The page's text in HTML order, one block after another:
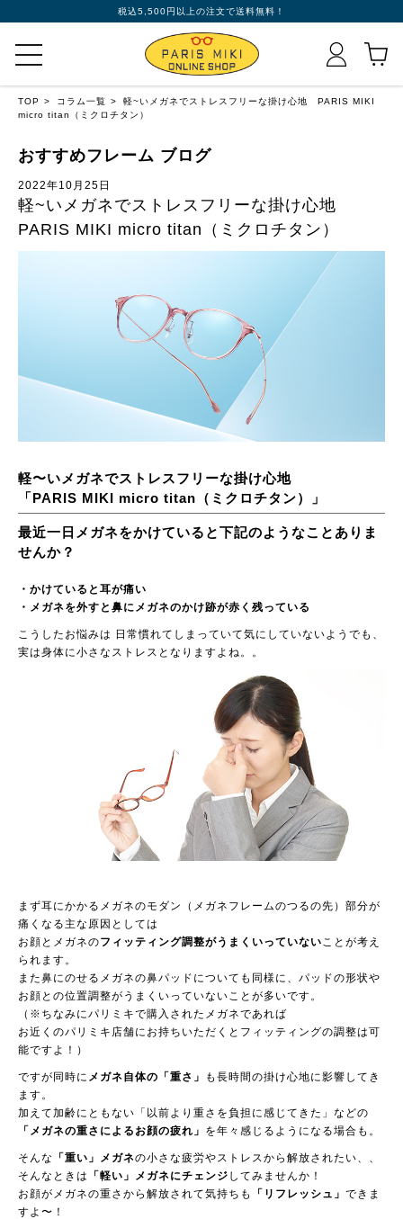
税込5,500円以上の注文で送料無料！
TOP コラム一覧
軽~いメガネでストレスフリーな掛け心地 PARIS MIKI
micro titan（ミクロチタン）
おすすめフレーム ブログ
2022年10月25日
軽~いメガネでストレスフリーな掛け心地
PARIS MIKI micro titan（ミクロチタン）
軽〜いメガネでストレスフリーな掛け心地
「PARIS MIKI micro titan（ミクロチタン）」
最近一日メガネをかけていると下記のようなことありま
せんか？
・かけていると耳が痛い
・メガネを外すと鼻にメガネのかけ跡が赤く残っている
こうしたお悩みは 日常慣れてしまっていて気にしていないようでも、
実は身体に小さなストレスとなりますよね。。
まず耳にかかるメガネのモダン（メガネフレームのつるの先）部分が
痛くなる主な原因としては
お顔とメガネのフィッティング調整がうまくいっていないことが考え
られます。
また鼻にのせるメガネの鼻パッドについても同様に、パッドの形状や
お顔との位置調整がうまくいっていないことが多いです。
（※ちなみにパリミキで購入されたメガネであれば
お近くのパリミキ店舗にお持ちいただくとフィッティングの調整は可
能ですよ！）
ですが同時に メガネ自体の「重さ」
も長時間の掛け心地に影響してき
ます。
加えて加齢にともない「以前より重さを負担に感じてきた」などの
「メガネの重さによるお顔の疲れ」 を年々感じるようになる場合も。
そんな 「重い」メガネの小さな疲労やストレスから解放されたい、、
そんなときは
「軽い」メガネにチェンジ してみませんか！
お顔がメガネの重さから解放されて気持ちも
「リフレッシュ」 できま
すよ〜！